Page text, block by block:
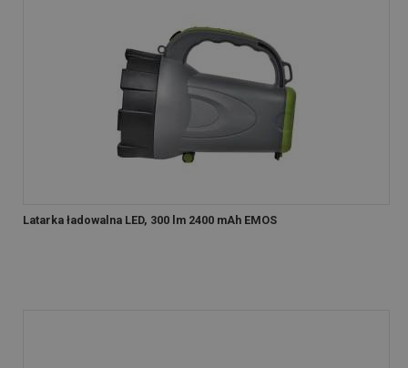
Latarka ładowalna LED, 300 lm 2400 mAh EMOS